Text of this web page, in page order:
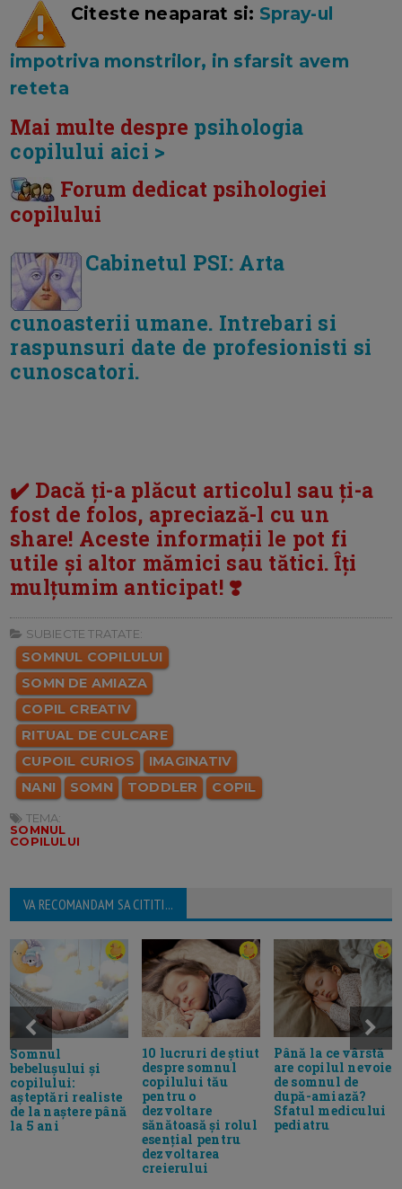
Citeste neaparat si: Spray-ul
impotriva monstrilor, in sfarsit avem
reteta
Mai multe despre psihologia
copilului aici >
Forum dedicat psihologiei
copilului
Cabinetul PSI: Arta
cunoasterii umane. Intrebari si
raspunsuri date de profesionisti si
cunoscatori.
✔️ Dacă ți-a plăcut articolul sau ți-a
fost de folos, apreciază-l cu un
share! Aceste informații le pot fi
utile și altor mămici sau tătici. Îți
mulțumim anticipat! ❣️
SUBIECTE TRATATE:
SOMNUL COPILULUI
SOMN DE AMIAZA
COPIL CREATIV
RITUAL DE CULCARE
CUPOIL CURIOS
IMAGINATIV
NANI
SOMN TODDLER COPIL
TEMA:
SOMNUL
COPILULUI
VA RECOMANDAM SA CITITI...
Somnul
bebelușului și
copilului:
așteptări realiste
de la naștere până
la 5 ani
10 lucruri de știut
despre somnul
copilului tău
pentru o
dezvoltare
sănătoasă și rolul
esențial pentru
dezvoltarea
creierului
Până la ce vârstă
are copilul nevoie
de somnul de
după-amiază?
Sfatul medicului
pediatru